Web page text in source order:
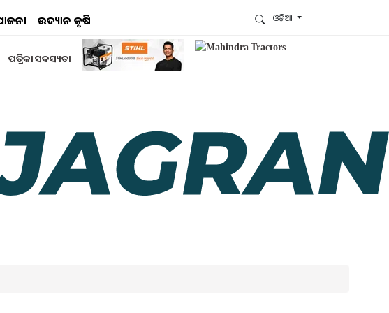
ଉଦ୍ୟାନ କୃଷି ଓଡ଼ିଆ
ପତ୍ରିକା ସଦସ୍ୟତା
ଆମେ ହ୍ବାଟ୍ସଆପ୍‌ରେ ଅଛୁ ! ଆମ ହ୍ବାଟ୍ସଆପ ଗ୍ରୁପରେ
ଯୋଗଦିଅନ୍ତୁ ଏବଂ ଆପଙ୍କୁ ଆବଶ୍ୟକ ହେଉଥିବା ସବୁ
ଗୁରୁତ୍ବପୂର୍ଣ୍ଣ ଅପଡେଟ୍‌ ପାଆନ୍ତୁ ପ୍ରତିଦିନ ।